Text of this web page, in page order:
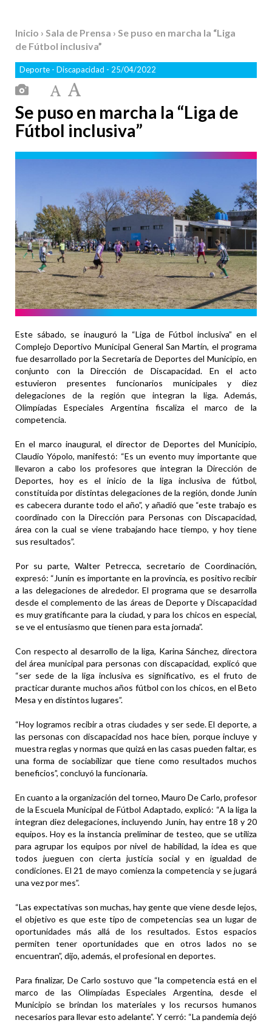
Inicio › Sala de Prensa › Se puso en marcha la “Liga
de Fútbol inclusiva”
Deporte - Discapacidad - 25/04/2022
Se puso en marcha la “Liga de
Fútbol inclusiva”
Este sábado, se inauguró la “Liga de Fútbol inclusiva” en el
Complejo Deportivo Municipal General San Martín, el programa
fue desarrollado por la Secretaría de Deportes del Municipio, en
conjunto con la Dirección de Discapacidad. En el acto
estuvieron presentes funcionarios municipales y diez
delegaciones de la región que integran la liga. Además,
Olimpíadas Especiales Argentina fiscaliza el marco de la
competencia.
En el marco inaugural, el director de Deportes del Municipio,
Claudio Yópolo, manifestó: “Es un evento muy importante​ que
llevaron a cabo los profesores que integran la Dirección de
Deportes, hoy es el inicio de la liga inclusiva de fútbol,
constituida por distintas delegaciones de la región, donde Junín
es cabecera durante todo el año”, y añadió que “este trabajo es
coordinado con la Dirección para Personas con Discapacidad,
área con la cual se viene trabajando hace tiempo, y hoy tiene
sus resultados”.
Por su parte, Walter Petrecca, secretario de Coordinación,
expresó: “Junín es importante en la provincia, es positivo recibir
a las delegaciones de alrededor. El programa que se desarrolla
desde el complemento de las áreas de Deporte y Discapacidad
es muy gratificante para la ciudad, y para los chicos en especial,
se ve el entusiasmo que tienen para esta jornada”.
Con respecto al desarrollo de la liga, Karina Sánchez, directora
del área municipal para personas con discapacidad, explicó que
“ser sede de la liga inclusiva es significativo, es el fruto de
practicar durante muchos años fútbol con los chicos, en el Beto
Mesa y en distintos lugares”.
“Hoy logramos recibir a otras ciudades y ser sede. El deporte, a
las personas con discapacidad nos hace bien, porque incluye y
muestra reglas y normas que quizá en las casas pueden faltar, es
una forma de sociabilizar que tiene como resultados muchos
beneficios”, concluyó la funcionaria.
En cuanto a la organización del torneo, Mauro De Carlo, profesor
de la Escuela Municipal de Fútbol Adaptado, explicó: “A la liga la
integran diez delegaciones, incluyendo Junín, hay entre 18 y 20
equipos. Hoy es la instancia preliminar de testeo, que se utiliza
para agrupar los equipos por nivel de habilidad, la idea es que
todos jueguen con cierta justicia social y en igualdad de
condiciones. El 21 de mayo comienza la competencia y se jugará
una vez por mes”.
“Las expectativas son muchas, hay gente que viene desde lejos,
el objetivo es que este tipo de competencias sea un lugar de
oportunidades más allá de los resultados. Estos espacios
permiten tener oportunidades que en otros lados no se
encuentran”, dijo, además, el profesional en deportes.
Para finalizar, De Carlo sostuvo que “la competencia está en el
marco de las Olimpíadas Especiales Argentina, desde el
Municipio se brindan los materiales y los recursos humanos
necesarios para llevar esto adelante”. Y cerró: “La pandemia dejó